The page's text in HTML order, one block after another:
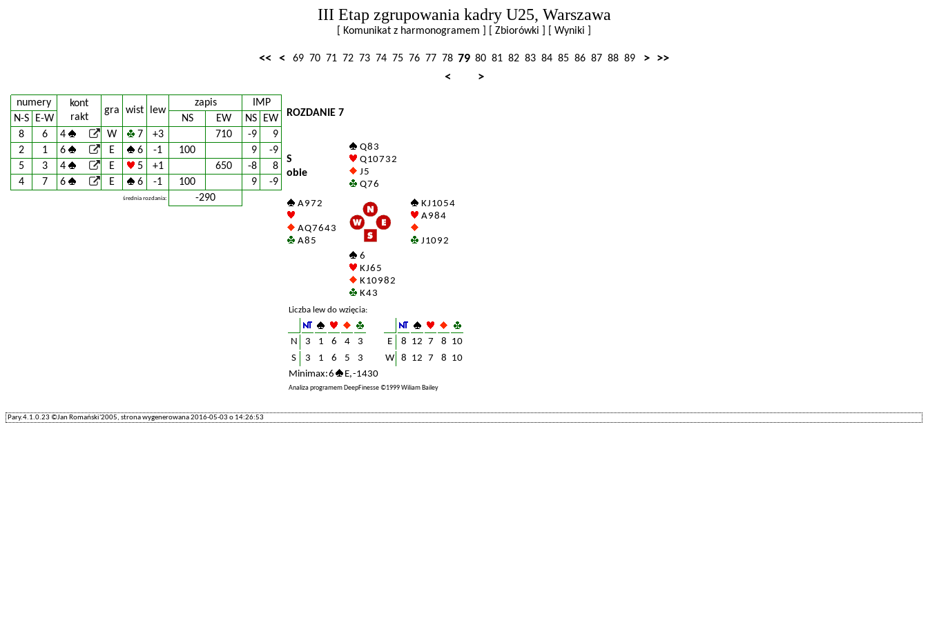
III Etap zgrupowania kadry U25, Warszawa
[ Komunikat z harmonogramem ] [ Zbiorówki ] [ Wyniki ]
<< < 69 70 71 72 73 74 75 76 77 78 79 80 81 82 83 84 85 86 87 88 89 > >>
<
>
numery
kont
rakt
gra wist lew
zapis
IMP
N-S
E-W NS EW NS
EW
8
6 4 W 7 +3 710 -9
9
2
1 6 E 6 -1 100 9
-9
5
3 4 E 5 +1 650 -8
8
4
7 6 E 6 -1 100 9 -9
średnia rozdania: -290
ROZDANIE 7
S
obie
Q 8 3
Q 10 7 3 2
J 5
Q 7 6
A 9 7 2
A Q 7 6 4 3
A 8 5
K J 10 5 4
A 9 8 4
J 10 9 2
6
K J 6 5
K 10 9 8 2
K 4 3
Liczba lew do wzięcia:
N 3 1 6 4 3 E 8 12 7 8 10
S
3 1 6 5 3 W 8 12 7 8 10
Minimax: 6
E, -1430
Analiza programem DeepFinesse ©1999 Wiliam Bailey
Pary.4.1.0.23 ©Jan Romański'2005, strona wygenerowana 2016-05-03 o 14:26:53